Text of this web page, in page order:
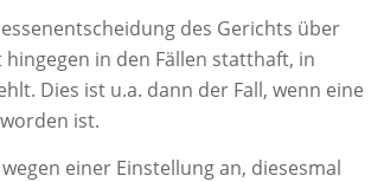
des Gerichts über
hingegen in den Fällen statthaft, in
Dies ist u.a. dann der Fall, wenn eine
ist.
einer Einstellung an, diesesmal